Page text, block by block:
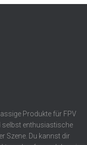
Produkte für FPV
selbst enthusiastische
Szene. Du kannst dir